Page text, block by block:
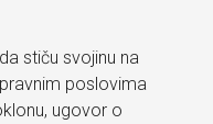
stiču svojinu na
poslovima
ugovor o